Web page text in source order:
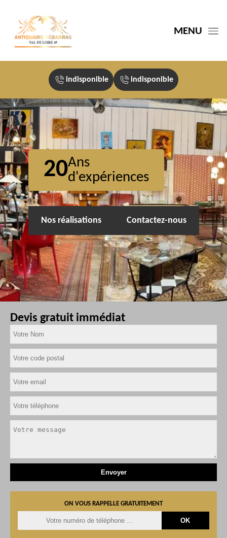
MENU
indisponible indisponible
20Ans
d'expériences
Nos réalisations Contactez-nous
Devis gratuit immédiat
ON VOUS RAPPELLE GRATUITEMENT